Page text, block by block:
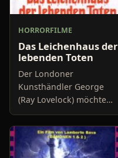
HORRORFILME
Das Leichenhaus der
lebenden Toten
Der Londoner
Kunsthändler George
(Ray Lovelock) möchte
das Wochenende in
seinem neu erworbenen
Sommerhaus in
Windemere verbringen,